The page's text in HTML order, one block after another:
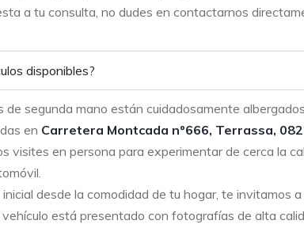
a tu consulta, no dudes en contactarnos
disponibles?
segunda mano están cuidadosamente
en Carretera Montcada nº666, Terrassa,
visites en persona para experimentar de cerca la
desde la comodidad de tu hogar, te invitamos
está presentado con fotografías de alta